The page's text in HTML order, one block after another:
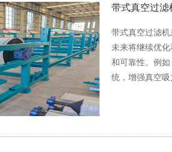
带式真空过滤
带式真空过滤
未来将继续优
和可靠性。例
统，增强真空